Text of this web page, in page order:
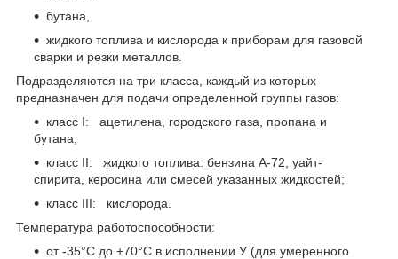
бутана,
жидкого топлива и кислорода к приборам для газовой
сварки и резки металлов.
Подразделяются на три класса, каждый из которых
предназначен для подачи определенной группы газов:
класс I: ацетилена, городского газа, пропана и
бутана;
класс II: жидкого топлива: бензина А-72, уайт-
спирита, керосина или смесей указанных жидкостей;
класс III: кислорода.
Температура работоспособности:
от -35°С до +70°С в исполнении У (для умеренного